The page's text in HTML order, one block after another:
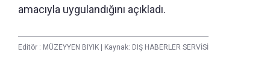
amacıyla uygulandığını açıkladı.
Editör : MÜZEYYEN BIYIK Kaynak: DIŞ HABERLER SERVİSİ